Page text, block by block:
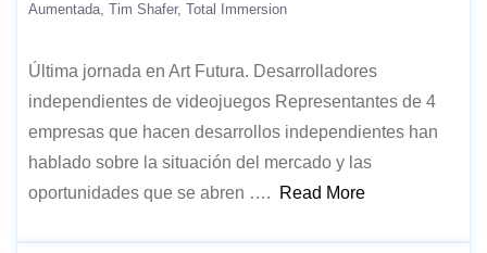
Aumentada Tim Shafer Total Immersion
Última jornada en Art Futura. Desarrolladores
independientes de videojuegos Representantes de 4
empresas que hacen desarrollos independientes han
hablado sobre la situación del mercado y las
oportunidades que se abren ….
Read More